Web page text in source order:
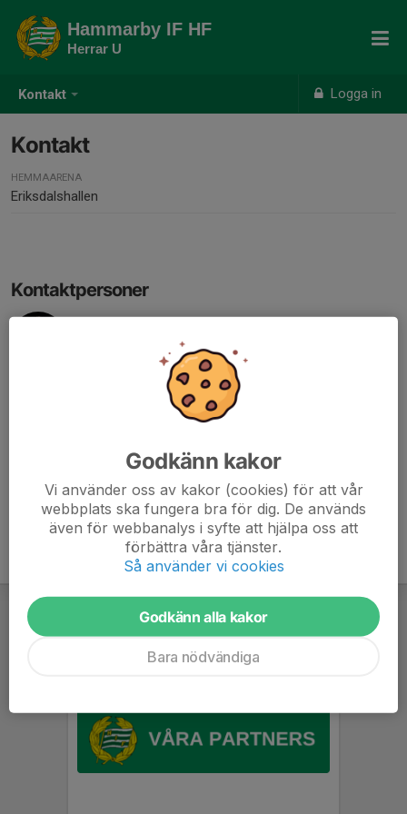
Kontakt Logga in
Hammarby IF HF
Herrar U
Kontakt
HEMMAARENA
Eriksdalshallen
Kontaktpersoner
Oskar Wikström
oskar.wikstrom@hammarbyhandboll.se
Robin Doverhagen
076-134 14 63Godkänn kakor
Vi använder oss av kakor (cookies) för att vår
webbplats ska fungera bra för dig. De används
även för webbanalys i syfte att hjälpa oss att
förbättra våra tjänster.
Så använder vi cookies
Godkänn alla kakor
Bara nödvändiga